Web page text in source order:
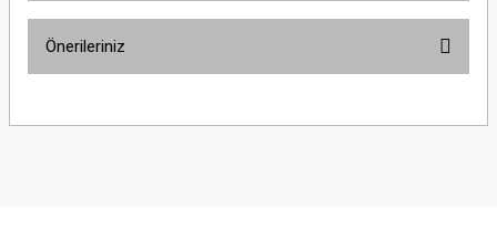
Önerileriniz
yetersiz gördüğünüz noktaları öneri formunu kullanarak tarafımıza